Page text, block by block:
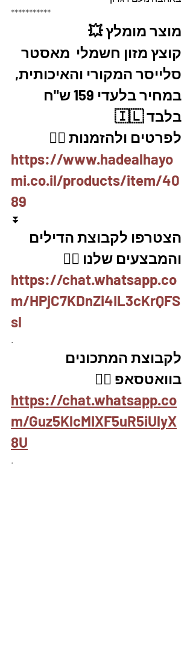
***********
מוצר מומלץ 💥
קוצץ מזון חשמלי  מאסטר
סלייסר המקורי והאיכותית,
במחיר בלעדי 159 ש"ח
בלבד 🇮🇱
לפרטים ולהזמנות 👇🏼
https://www.hadealhayo
mi.co.il/products/item/40
89
⏬
הצטרפו לקבוצת הדילים
והמבצעים שלנו 👇🏽
https://chat.whatsapp.co
m/HPjC7KDnZi4IL3cKrQFS
sl
.
לקבוצת המתכונים
בוואטסאפ 👇🏽
https://chat.whatsapp.co
m/Guz5KlcMIXF5uR5iUlyX
8U
.